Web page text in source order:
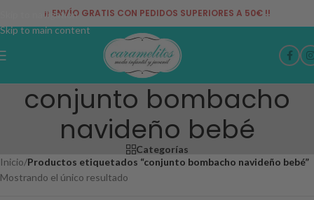
Skip to navigation
Skip to main content
¡¡ ENVÍO GRATIS CON PEDIDOS SUPERIORES A 50€ !!
conjunto bombacho
navideño bebé
Categorías
Inicio/Productos etiquetados “conjunto bombacho navideño bebé”
Mostrando el único resultado